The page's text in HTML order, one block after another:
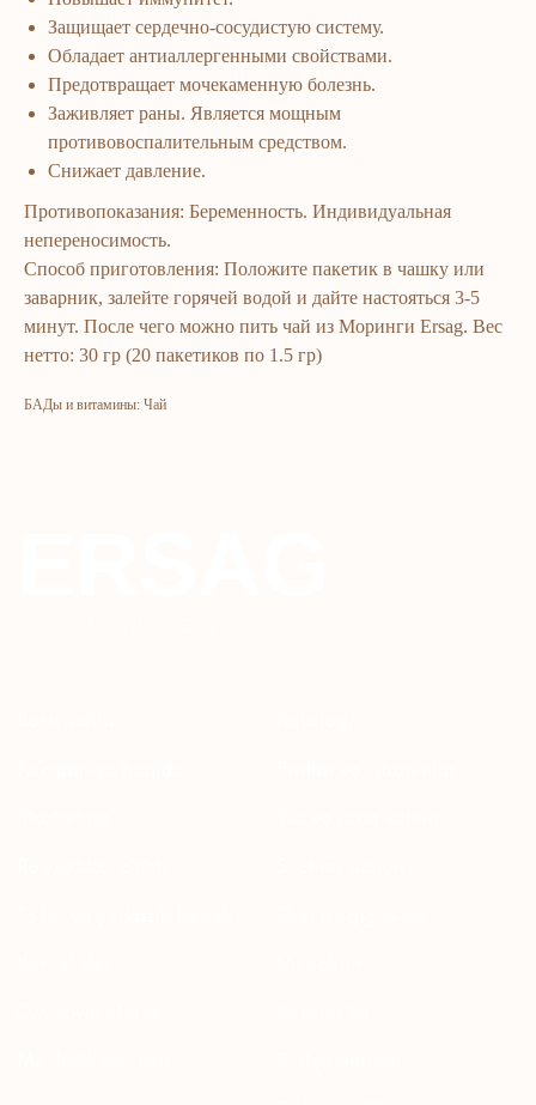
Защищает сердечно-сосудистую систему.
Обладает антиаллергенными свойствами.
Предотвращает мочекаменную болезнь.
Заживляет раны. Является мощным
противовоспалительным средством.
Снижает давление.
Противопоказания: Беременность. Индивидуальная
непереносимость.
Способ приготовления: Положите пакетик в чашку или
заварник, залейте горячей водой и дайте настояться 3-5
минут. После чего можно пить чай из Моринги Ersag. Вес
нетто: 30 гр (20 пакетиков по 1.5 гр)
БАДы и витамины: Чай
Bosh sahifa
Kompaniya haqida
Kontaktlar
Maxfiylik siyosati
Katalog
Badlar va vitaminlar
Sochlar uchun
Kosmetika
Shaxsiy gigiyena
Parfyumeriya
Ro'yxatdan o'tish
To‘lov va yetkazib berish
Ommaviy oferta